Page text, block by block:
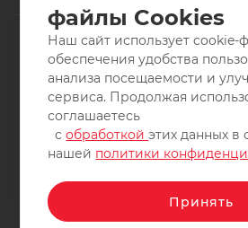
2011-2026 © интернет-магазин
ВелоСаратов. Не является
защищены. Заимствование
запрещено.
файлы Cookies
Наш сайт использует cookie-
обеспечения удобства
анализа посещаемости и
сервиса. Продолжая
соглашаетесь
собработкойэтих данных в
нашей политики
Принять